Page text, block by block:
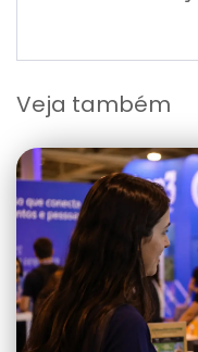
Veja também